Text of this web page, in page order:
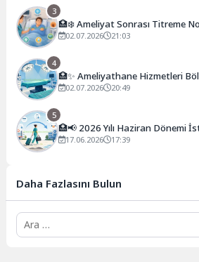
3
🏥❄️ Ameliyat Sonrası Titreme
Ne Kadar Sürer, Ne Zaman Geçer?
02.07.2026 21:03
4
🏥✨ Ameliyathane Hizmetleri
02.07.2026 20:49
5
🏥📢 2026 Yılı Haziran Dönemi
Değiştirme Kurası Açıklandı!
17.06.2026 17:39
Daha Fazlasını Bulun